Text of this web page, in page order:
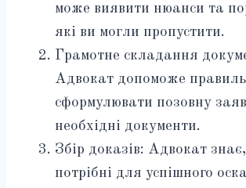
може виявити нюанси та
які ви могли пропустити.
Грамотне складання
Адвокат допоможе
сформулювати позовну
необхідні документи.
Збір доказів: Адвокат
потрібні для успішного